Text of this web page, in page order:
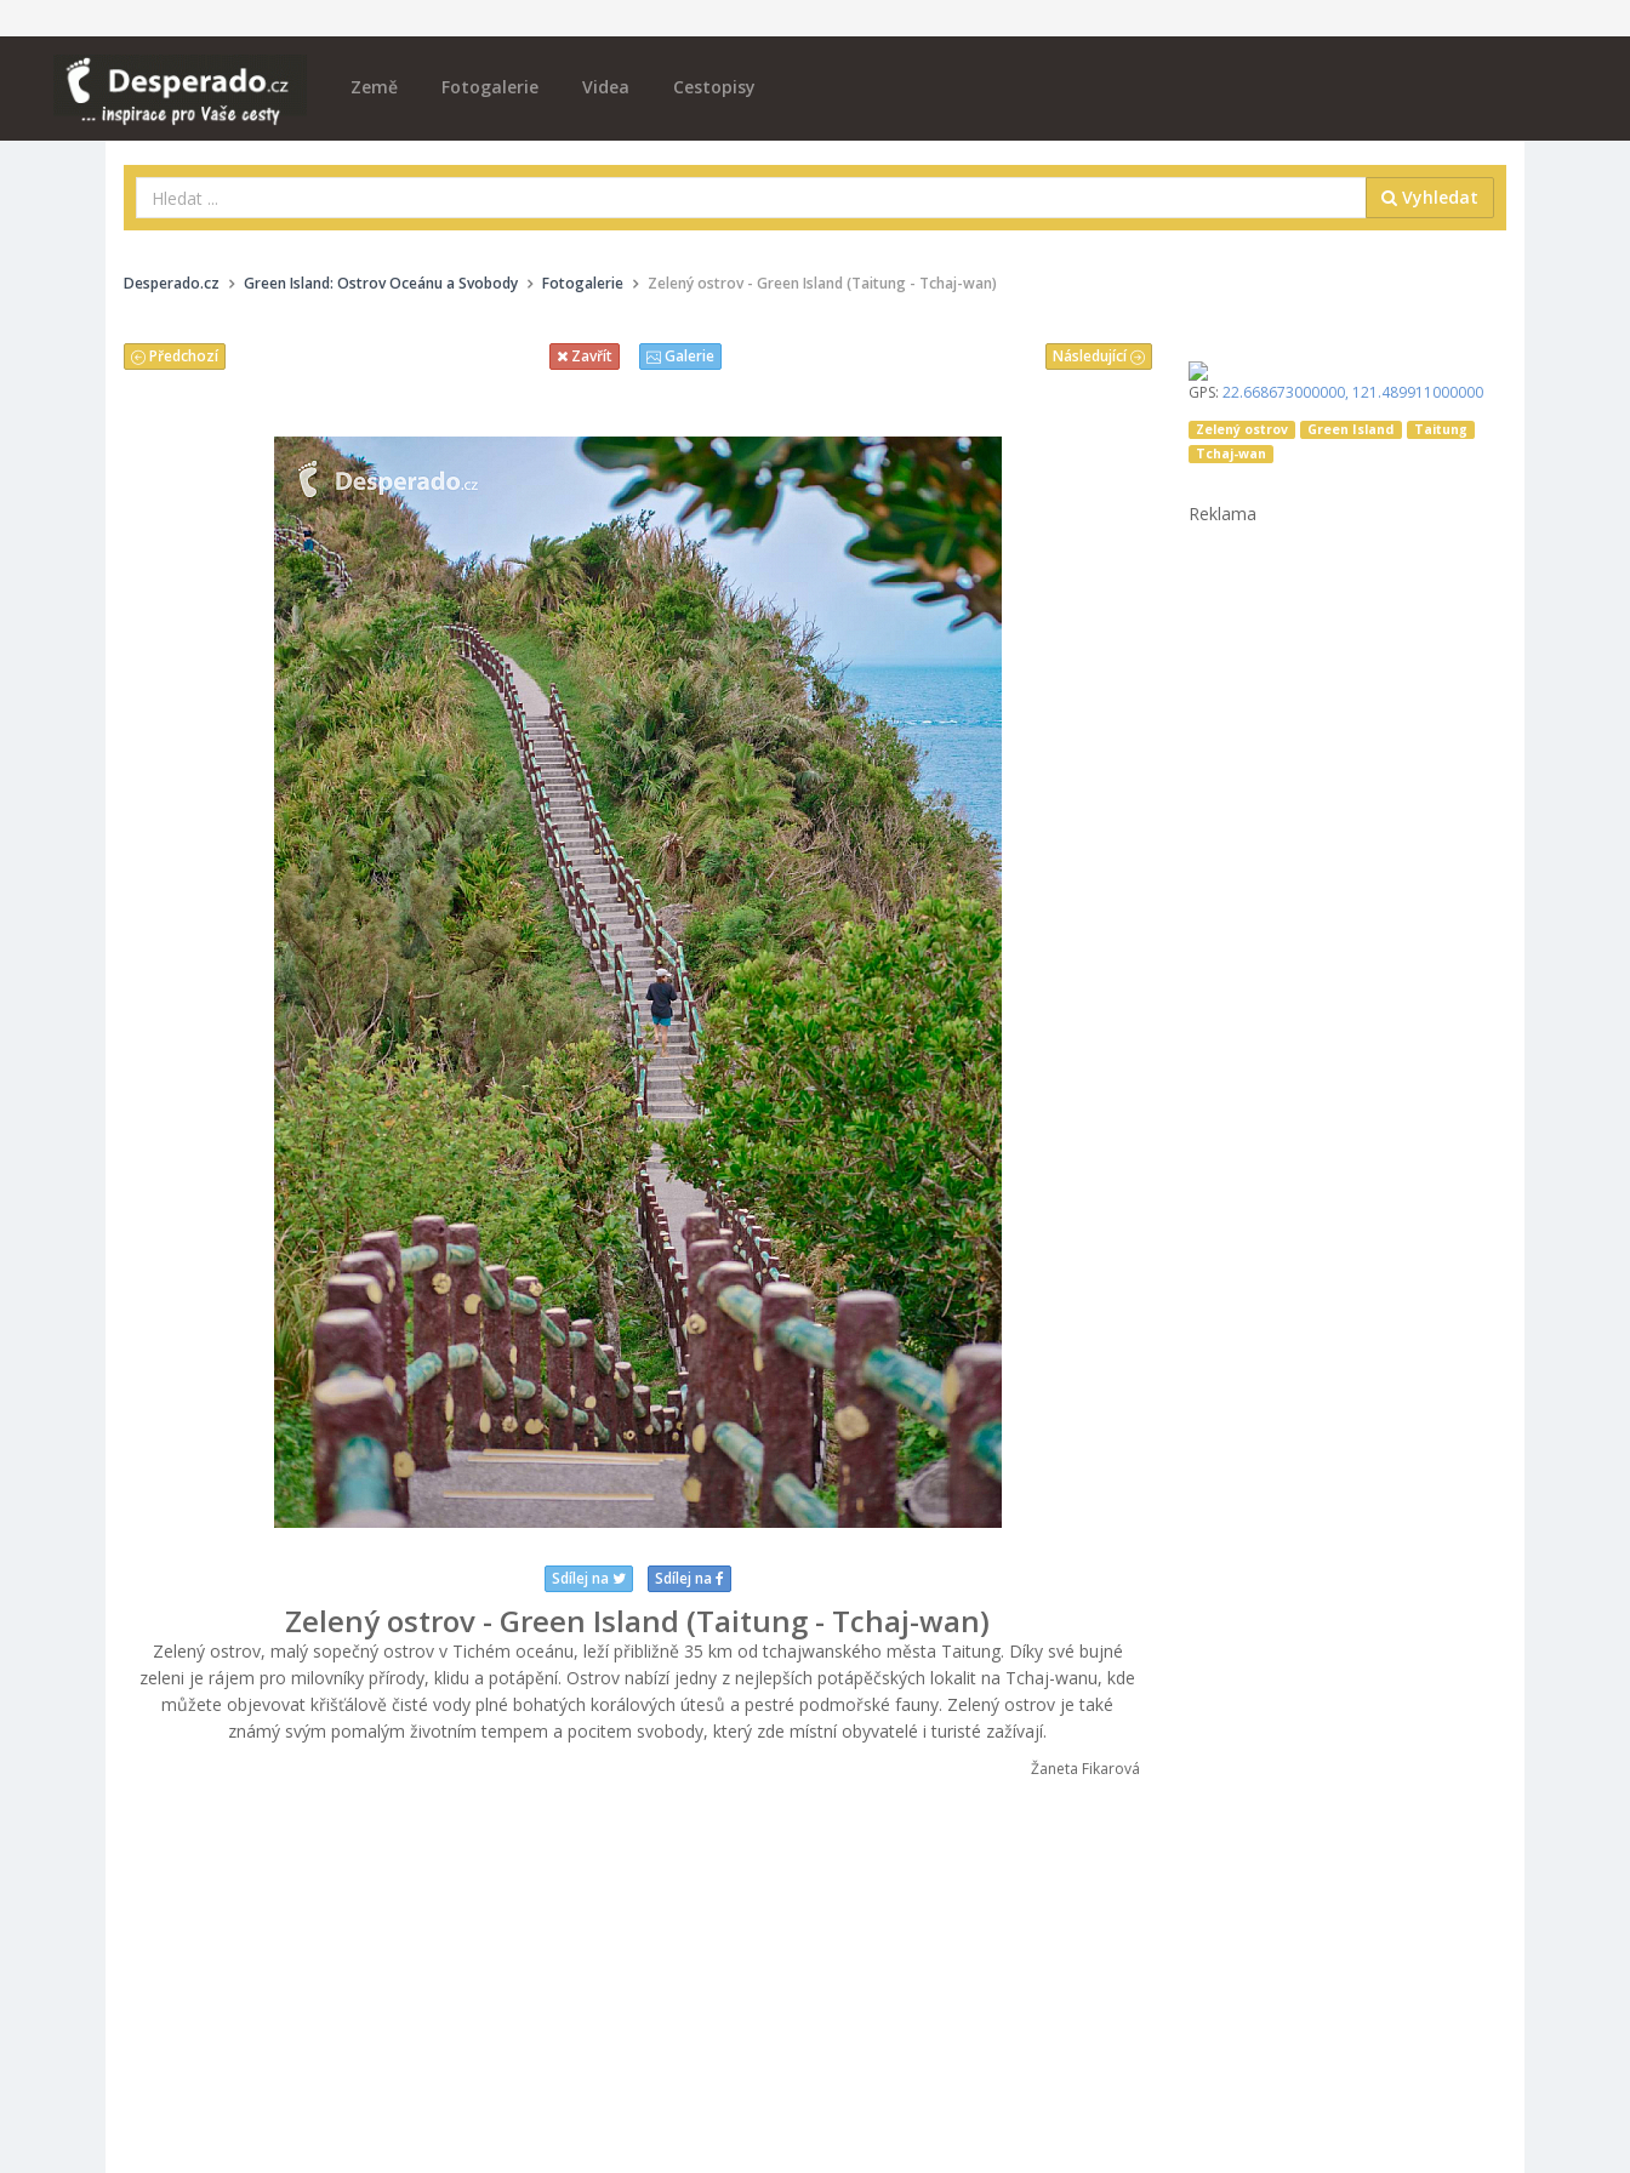
Země Fotogalerie Videa Cestopisy
Vyhledat
Desperado.cz Green Island: Ostrov Oceánu a Svobody Fotogalerie Zelený ostrov - Green Island (Taitung - Tchaj-wan)
Následující
Předchozí Zavřít Galerie
Sdílej na Sdílej na
Zelený ostrov - Green Island (Taitung - Tchaj-wan)
Zelený ostrov, malý sopečný ostrov v Tichém oceánu, leží přibližně 35 km od tchajwanského města Taitung. Díky své bujné
zeleni je rájem pro milovníky přírody, klidu a potápění. Ostrov nabízí jedny z nejlepších potápěčských lokalit na Tchaj-wanu, kde
můžete objevovat křišťálově čisté vody plné bohatých korálových útesů a pestré podmořské fauny. Zelený ostrov je také
známý svým pomalým životním tempem a pocitem svobody, který zde místní obyvatelé i turisté zažívají.
Žaneta Fikarová
GPS: 22.668673000000, 121.489911000000
Zelený ostrov Green Island
Taitung
Tchaj-wan
Reklama